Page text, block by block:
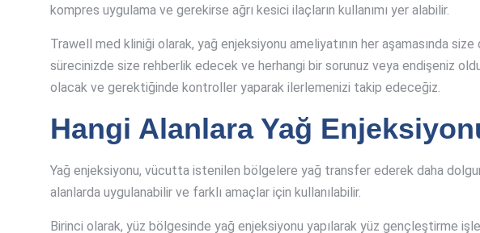
kompres uygulama ve gerekirse ağrı kesici ilaçların kullanımı yer alabilir.
Trawell med kliniği olarak, yağ enjeksiyonu ameliyatının her aşamasında
sürecinizde size rehberlik edecek ve herhangi bir sorunuz veya endişeniz
olacak ve gerektiğinde kontroller yaparak ilerlemenizi takip edeceğiz.
Hangi Alanlara Yağ
Yağ enjeksiyonu, vücutta istenilen bölgelere yağ transfer ederek daha
alanlarda uygulanabilir ve farklı amaçlar için kullanılabilir.
Birinci olarak, yüz bölgesinde yağ enjeksiyonu yapılarak yüz gençleştirme